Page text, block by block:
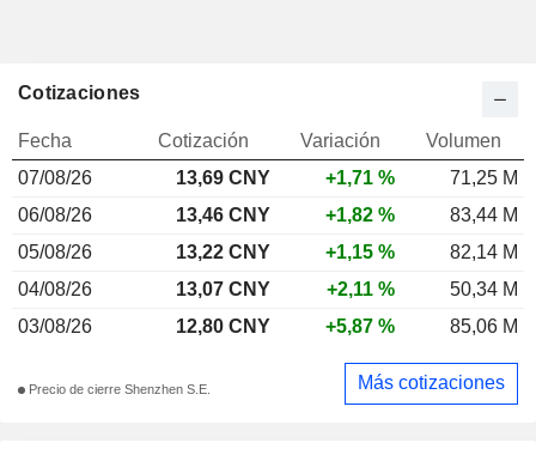
Cotizaciones
Fecha Cotización Variación
Volumen
07/08/26
13,69 CNY +1,71 %
71,25 M
06/08/26
13,46 CNY +1,82 %
83,44 M
05/08/26
13,22 CNY +1,15 %
82,14 M
04/08/26
13,07 CNY +2,11 %
50,34 M
03/08/26
12,80 CNY +5,87 % 85,06 M
Precio de cierre Shenzhen S.E. Más cotizaciones